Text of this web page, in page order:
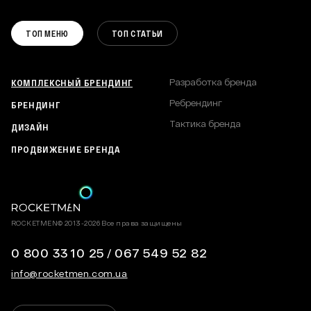
ВАКАНСИИ
ПОЛИТИКА КОНФИДЕНЦИАЛЬНОСТИ
ТАКТИКА БРЕНДА
КОММУНИКАЦИОННАЯ СТРАТЕГИЯ
ТОП МЕНЮ ТОП СТАТЬИ
КОМПЛЕКСНЫЙ БРЕНДИНГ
БРЕНДИНГ
ДИЗАЙН
ПРОДВИЖЕНИЕ БРЕНДА
Разработка бренда
Ребрендинг
Тактика бренда
ROCKETMEN© 2013-2026 Все права защищены
0 800 33 10 25 / 067 549 52 82
info@rocketmen.com.ua